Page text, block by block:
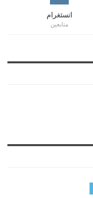
انستغرام
متابعين